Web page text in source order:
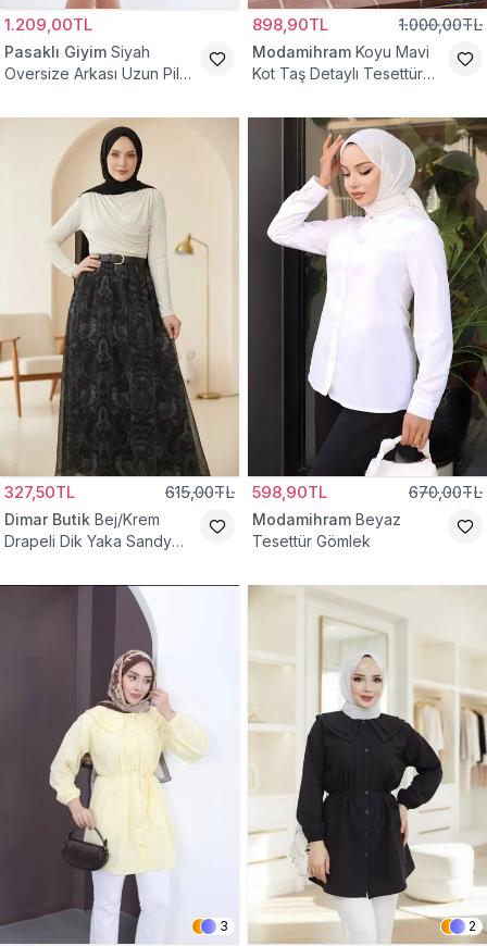
1.209,00TL
Pasaklı Giyim Siyah
Oversize Arkası Uzun Pileli
898,90TL 1.000,00TL
Modamihram Koyu Mavi
Kot Taş Detaylı Tesettür
327,50TL 615,00TL
Dimar Butik Bej/Krem
Drapeli Dik Yaka Sandy
598,90TL 670,00TL
Modamihram Beyaz
Tesettür Gömlek
3 2